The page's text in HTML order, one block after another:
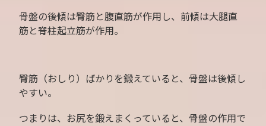
骨盤の後傾は臀筋と腹直筋が作用し、前傾は大腿直
筋と脊柱起立筋が作用。
臀筋（おしり）ばかりを鍛えていると、骨盤は後傾し
やすい。
つまりは、お尻を鍛えまくっていると、骨盤の作用で